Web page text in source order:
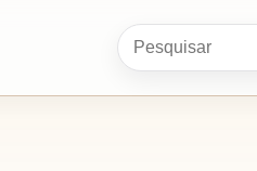
Pesquisar por: